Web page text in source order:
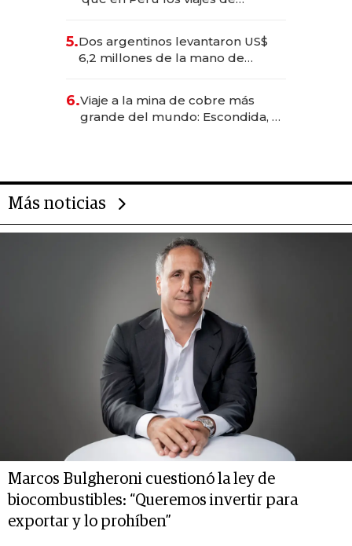
transformadoras
5.Dos argentinos levantaron US$
6,2 millones de la mano de
6.Viaje a la mina de cobre más
grande del mundo: Escondida, el
Más noticias
Marcos Bulgheroni cuestionó la ley de
biocombustibles: “Queremos invertir para
exportar y lo prohíben”